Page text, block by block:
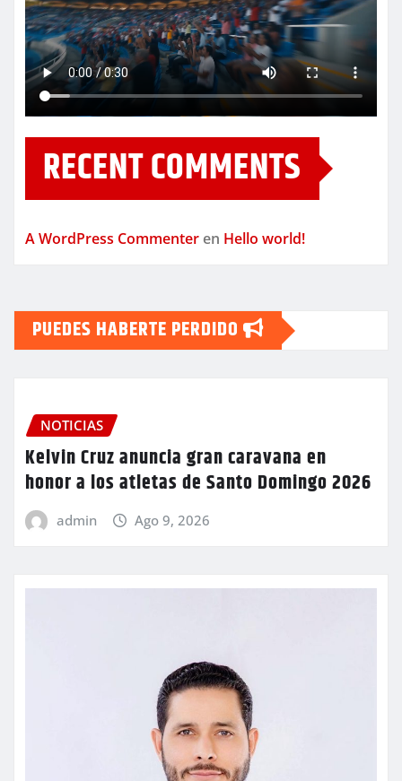
RECENT COMMENTS
A WordPress Commenter en Hello world!
PUEDES HABERTE PERDIDO
NOTICIAS
Kelvin Cruz anuncia gran caravana en
honor a los atletas de Santo Domingo 2026
admin Ago 9, 2026